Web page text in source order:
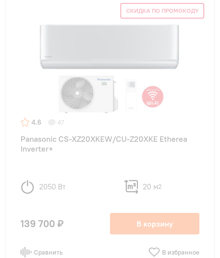
СКИДКА ПО ПРОМОКОДУ
4.6 47
Panasonic CS-XZ20XKEW/CU-Z20XKE Etherea
Inverter+
2050 Вт 20 м2
139 700 ₽ В корзину
Сравнить В избранное